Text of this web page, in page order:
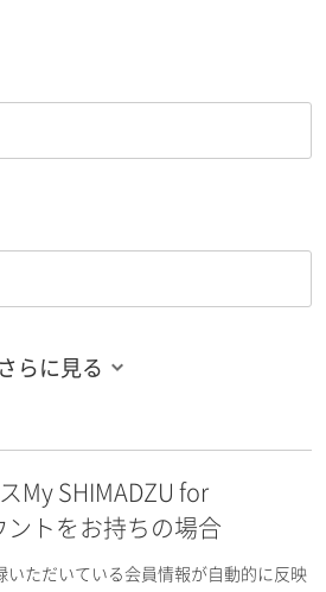
さらに見る
My SHIMADZU for
トをお持ちの場合
ただいている会員情報が自動的に反映